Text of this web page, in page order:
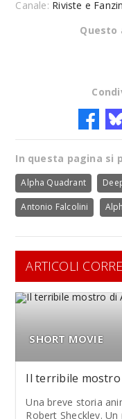
Canale: Riviste e
Questo
In questa pagina si
Alpha Quadrant
Antonio Falcolini
ARTICOLI
SHORT MOVIE
Il terribile mostro
Una breve storia
Robert Sheckley.